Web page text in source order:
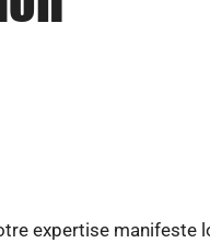
expertise manifeste